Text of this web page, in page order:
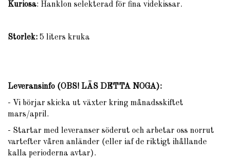
Kuriosa: Hanklon selekterad för fina videkissar.
Storlek: 5 liters kruka
Leveransinfo (OBS! LÄS DETTA NOGA):
- Vi börjar skicka ut växter kring månadsskiftet
mars/april.
- Startar med leveranser söderut och arbetar oss norrut
vartefter våren anländer (eller iaf de riktigt ihållande
kalla perioderna avtar).